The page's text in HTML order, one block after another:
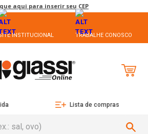
aqui para inserir seu CEP
INSTITUCIONAL TRABALHE CONOSCO
Lista de compras